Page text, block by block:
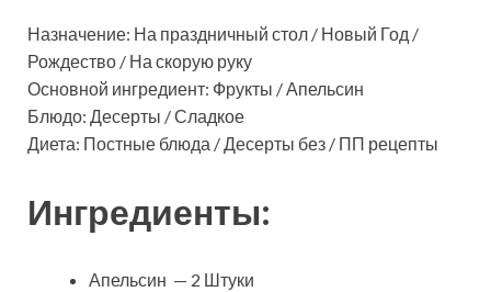
Назначение: На праздничный стол / Новый Год /
Рождество / На скорую руку
Основной ингредиент: Фрукты / Апельсин
Блюдо: Десерты / Сладкое
Диета: Постные блюда / Десерты без / ПП рецепты
Ингредиенты:
Апельсин — 2 Штуки